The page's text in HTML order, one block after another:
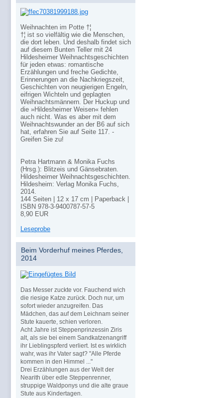
Weihnachten im Potte †¦
†¦ ist so vielfältig wie die Menschen,
die dort leben. Und deshalb findet sich
auf diesem Bunten Teller mit 24
Hildesheimer Weihnachtsgeschichten
für jeden etwas: romantische
Erzählungen und freche Gedichte,
Erinnerungen an die Nachkriegszeit,
Geschichten von neugierigen Engeln,
eifrigen Wichteln und geplagten
Weihnachtsmännern. Der Huckup und
die »Hildesheimer Weisen« fehlen
auch nicht. Was es aber mit dem
Weihnachtswunder an der B6 auf sich
hat, erfahren Sie auf Seite 117. -
Greifen Sie zu!
Petra Hartmann & Monika Fuchs
(Hrsg.): Blitzeis und Gänsebraten.
Hildesheimer Weihnachtsgeschichten.
Hildesheim: Verlag Monika Fuchs,
2014.
144 Seiten | 12 x 17 cm | Paperback |
ISBN 978-3-9400787-57-5
8,90 EUR
Leseprobe
Beim Vorderhuf meines Pferdes,
2014
Das Messer zuckte vor. Fauchend wich
die riesige Katze zurück. Doch nur, um
sofort wieder anzugreifen. Das
Mädchen, das auf dem Leichnam seiner
Stute kauerte, schien verloren.
Acht Jahre ist Steppenprinzessin Ziris
alt, als sie bei einem Sandkatzenangriff
ihr Lieblingspferd verliert. Ist es wirklich
wahr, was ihr Vater sagt? "Alle Pferde
kommen in den Himmel ..."
Drei Erzählungen aus der Welt der
Nearith über edle Steppenrenner,
struppige Waldponys und die alte graue
Stute aus Kindertagen.